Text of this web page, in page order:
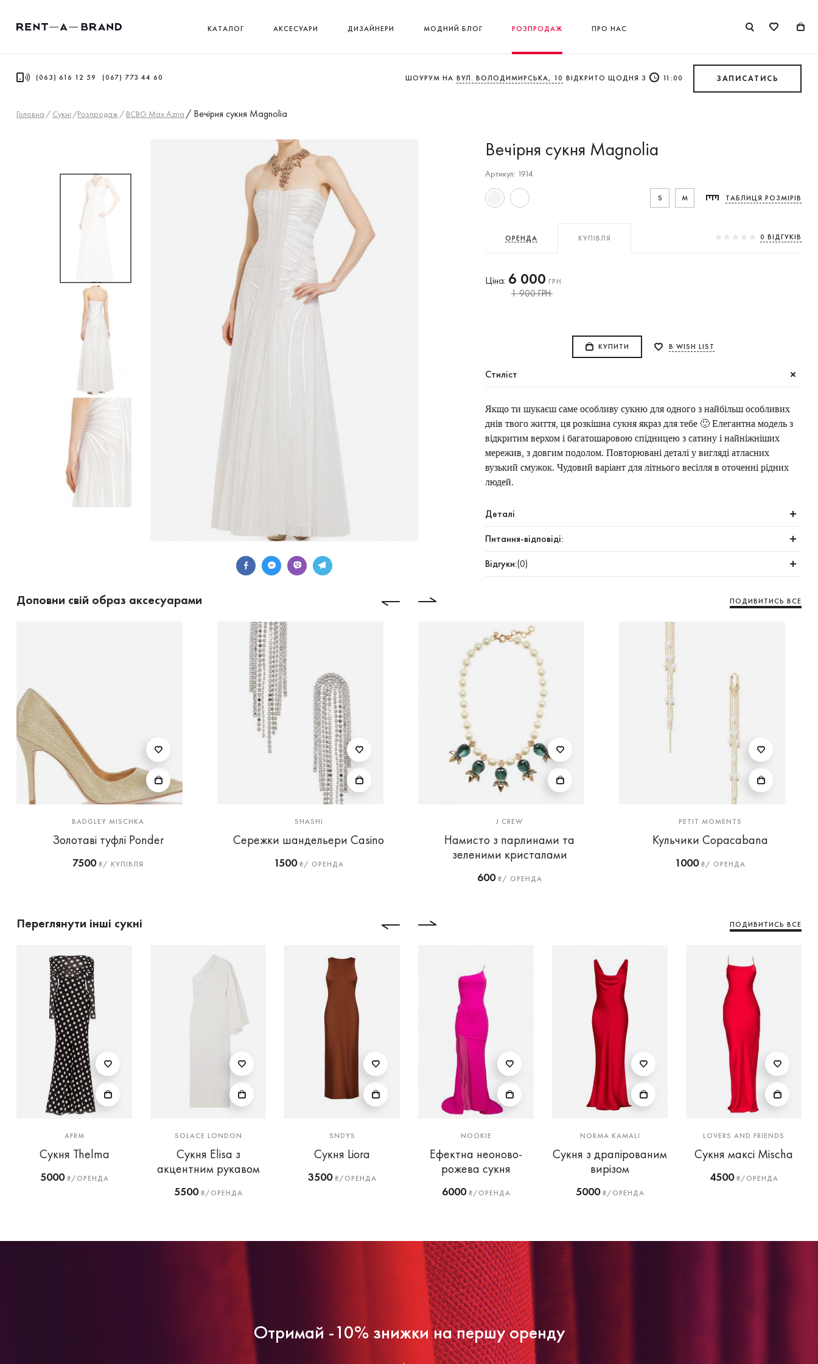
КАТАЛОГ АКСЕСУАРИ ДИЗАЙНЕРИ МОДНИЙ БЛОГ РОЗПРОДАЖ ПРО НАС
(063) 616 12 59 (067) 773 44 60 ШОУРУМ НА ВУЛ. ВОЛОДИМИРСЬКА, 10 ВІДКРИТО ЩОДНЯ З 11:00 ЗАПИСАТИСЬ
Головна / Сукнi /Розпродаж / BCBG Max Azria / Вечірня сукня Magnolia
Вечірня сукня Magnolia
Артикул: 1914
S M ТАБЛИЦЯ РОЗМІРІВ
0 ВIДГУКIВ
ОРЕНДА КУПІВЛЯ
Ціна: 6 000 ГРН.
1 900 ГРН.
КУПИТИ В WISH LIST
Стиліст
Якщо ти шукаєш саме особливу сукню для одного з найбільш особливих
днів твого життя, ця розкішна сукня якраз для тебе 🙂 Елегантна модель з
відкритим верхом і багатошаровою спідницею з сатину і найніжніших
мережив, з довгим подолом. Повторювані деталі у вигляді атласних
вузький смужок. Чудовий варіант для літнього весілля в оточенні рідних
людей.
Деталі
Питання-відповіді:
Відгуки:(0)
Доповни свій образ аксесуарами ПОДИВИТИСЬ ВСЕ
BADGLEY MISCHKA
Золотаві туфлі Ponder
7500₴/ КУПІВЛЯ
SHASHI
Сережки шандельери Casino
1500₴/ ОРЕНДА
J CREW
Намисто з парлинами та
зеленими кристалами
600₴/ ОРЕНДА
PETIT MOMENTS
Кульчики Copacabana
1000₴/ ОРЕНДА
Переглянути інші сукні ПОДИВИТИСЬ ВСЕ
AFRM
Сукня Thelma
5000₴/ОРЕНДА
SOLACE LONDON
Сукня Elisa з
акцентним рукавом
5500₴/ОРЕНДА
SNDYS
Сукня Liora
3500₴/ОРЕНДА
NOOKIE
Ефектна неоново-
рожева сукня
6000₴/ОРЕНДА
NORMA KAMALI
Сукня з драпірованим
вирізом
5000₴/ОРЕНДА
LOVERS AND FRIENDS
Сукня максі Mischa
4500₴/ОРЕНДА
Отримай -10% знижки на першу оренду